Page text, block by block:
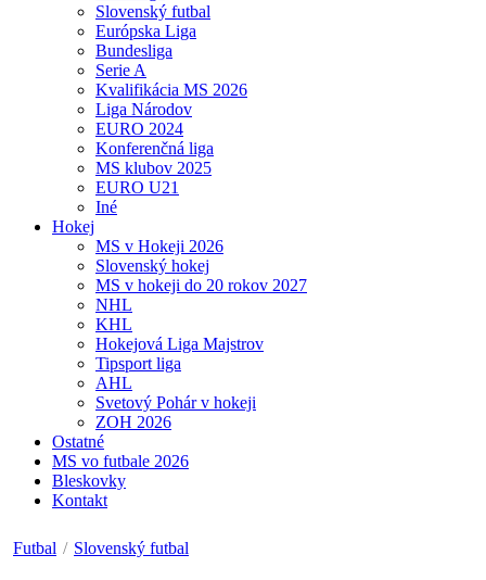
Slovenský futbal
Európska Liga
Bundesliga
Serie A
Kvalifikácia MS 2026
Liga Národov
EURO 2024
Konferenčná liga
MS klubov 2025
EURO U21
Iné
Hokej
MS v Hokeji 2026
Slovenský hokej
MS v hokeji do 20 rokov 2027
NHL
KHL
Hokejová Liga Majstrov
Tipsport liga
AHL
Svetový Pohár v hokeji
ZOH 2026
Ostatné
MS vo futbale 2026
Bleskovky
Kontakt
Futbal / Slovenský futbal